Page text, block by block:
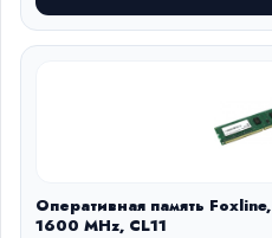
Оперативная память
1600 MHz, CL11